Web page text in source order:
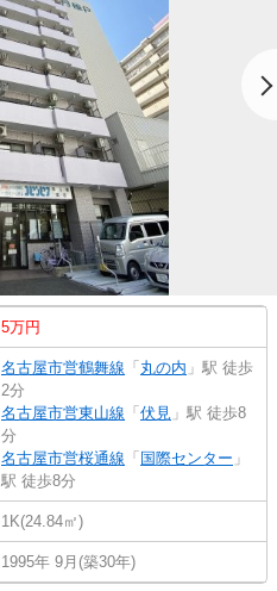
5万円
名古屋市営鶴舞線 「 丸の内 」駅 徒歩
2分
名古屋市営東山線 「 伏見 」駅 徒歩8
分
名古屋市営桜通線 「 国際センター 」
駅 徒歩8分
1K(24.84㎡)
1995年 9月(築30年)